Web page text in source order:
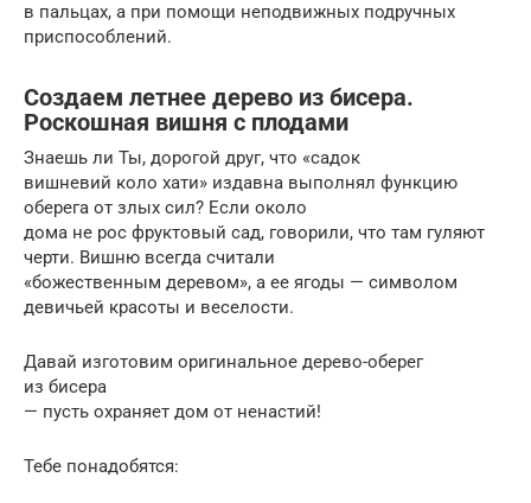
в пальцах, а при помощи неподвижных подручных
приспособлений.
Создаем летнее дерево из бисера.
Роскошная вишня с плодами
Знаешь ли Ты, дорогой друг, что «садок
вишневий коло хати» издавна выполнял функцию
оберега от злых сил? Если около
дома не рос фруктовый сад, говорили, что там гуляют
черти. Вишню всегда считали
«божественным деревом», а ее ягоды — символом
девичьей красоты и веселости.
Давай изготовим оригинальное дерево-оберег
из бисера
— пусть охраняет дом от ненастий!
Тебе понадобятся: